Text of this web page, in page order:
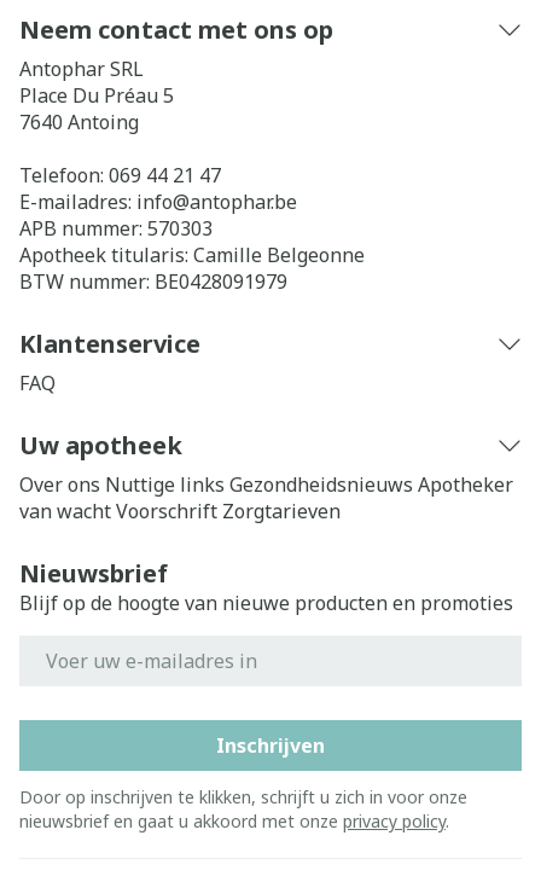
Neem contact met ons op
Antophar SRL
Place Du Préau 5
7640 Antoing
Telefoon: 069 44 21 47
E-mailadres: info@antophar.be
APB nummer: 570303
Apotheek titularis: Camille Belgeonne
BTW nummer: BE0428091979
Klantenservice
FAQ
Uw apotheek
Over ons Nuttige links Gezondheidsnieuws Apotheker
van wachtVoorschrift Zorgtarieven
Nieuwsbrief
Blijf op de hoogte van nieuwe producten en promoties
Inschrijven
Door op inschrijven te klikken, schrijft u zich in voor onze
nieuwsbrief en gaat u akkoord met onze privacy policy.